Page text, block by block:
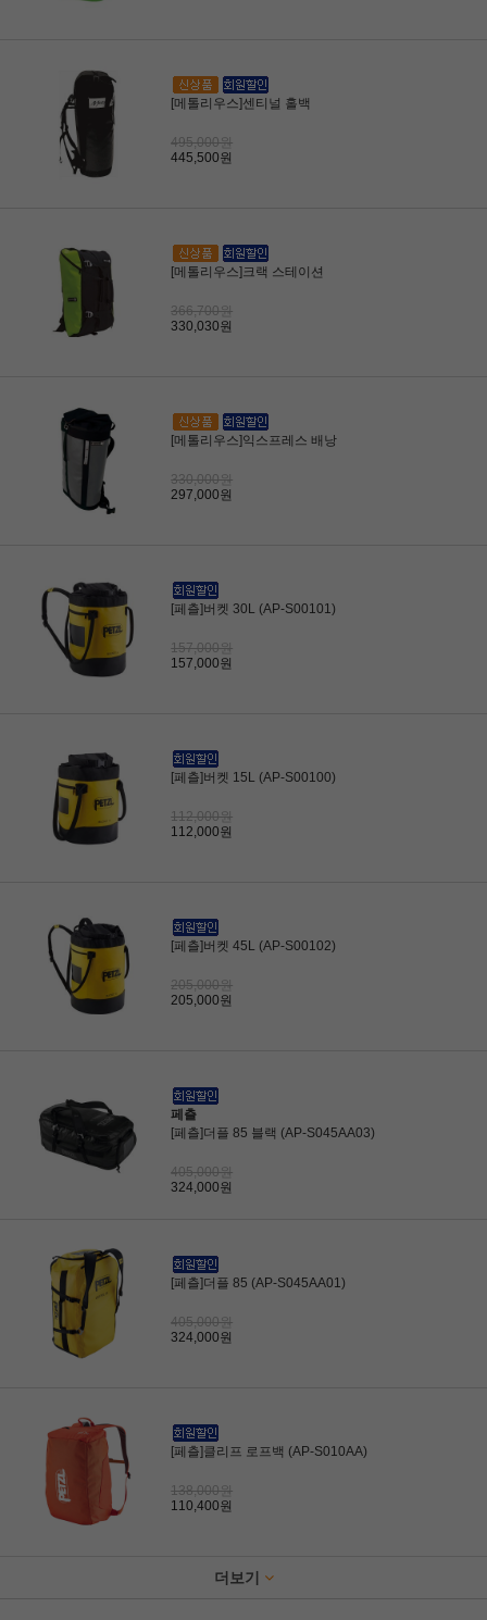
[메톨리우스]센티널 홀백
495,000원
445,500원
[메톨리우스]크랙 스테이션
366,700원
330,030원
[메톨리우스]익스프레스 배낭
330,000원
297,000원
[페츨]버켓 30L (AP-S00101)
157,000원
157,000원
[페츨]버켓 15L (AP-S00100)
112,000원
112,000원
[페츨]버켓 45L (AP-S00102)
205,000원
205,000원
페츨
[페츨]더플 85 블랙 (AP-S045AA03)
405,000원
324,000원
[페츨]더플 85 (AP-S045AA01)
405,000원
324,000원
[페츨]클리프 로프백 (AP-S010AA)
138,000원
110,400원
더보기